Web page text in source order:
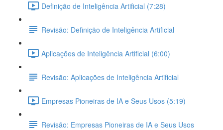
Definição de Inteligência Artificial (7:28)
Revisão: Definição de Inteligência Artificial
Aplicações de Inteligência Artificial (6:00)
Revisão: Aplicações de Inteligência Artificial
Empresas Pioneiras de IA e Seus Usos (5:19)
Revisão: Empresas Pioneiras de IA e Seus Usos